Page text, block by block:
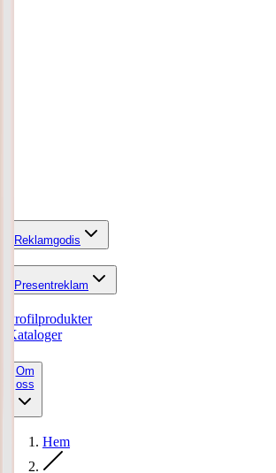
Reklamgodis
Presentreklam
Profilprodukter
Kataloger
Om
oss
Hem